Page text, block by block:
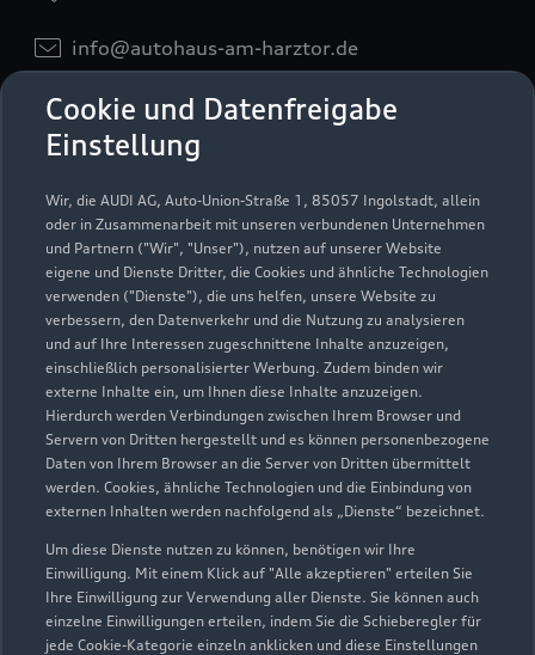
Cookie und Datenfreigabe
Einstellung
Wir, die AUDI AG, Auto-Union-Straße 1, 85057 Ingolstadt, allein
oder in Zusammenarbeit mit unseren verbundenen Unternehmen
und Partnern ("Wir", "Unser"), nutzen auf unserer Website
eigene und Dienste Dritter, die Cookies und ähnliche Technologien
verwenden ("Dienste"), die uns helfen, unsere Website zu
verbessern, den Datenverkehr und die Nutzung zu analysieren
und auf Ihre Interessen zugeschnittene Inhalte anzuzeigen,
einschließlich personalisierter Werbung. Zudem binden wir
externe Inhalte ein, um Ihnen diese Inhalte anzuzeigen.
Hierdurch werden Verbindungen zwischen Ihrem Browser und
Servern von Dritten hergestellt und es können personenbezogene
Daten von Ihrem Browser an die Server von Dritten übermittelt
werden. Cookies, ähnliche Technologien und die Einbindung von
externen Inhalten werden nachfolgend als „Dienste“ bezeichnet.
Um diese Dienste nutzen zu können, benötigen wir Ihre
Einwilligung. Mit einem Klick auf "Alle akzeptieren" erteilen Sie
Ihre Einwilligung zur Verwendung aller Dienste. Sie können auch
einzelne Einwilligungen erteilen, indem Sie die Schieberegler für
jede Cookie-Kategorie einzeln anklicken und diese Einstellungen
info@autohaus-am-harztor.de
Kontaktdaten herunterladen
Öffnungszeiten
Verkauf
Geschlossen, öffnet amMontag 08:00
Service
Geschlossen,öffnet amMontag 07:00
Teile- & Zubehörverkauf
Zurück nach oben